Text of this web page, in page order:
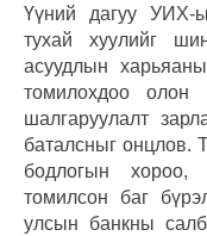
Үүний дагуу УИХ-
тухай хуулийг
асуудлын
томилохдоо олон
шалгаруулалт
баталсныг онцлов.
бодлогын
томилсон баг
улсын банкны